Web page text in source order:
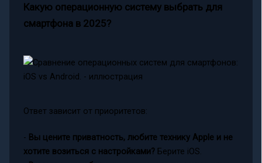
Какую операционную систему выбрать для
смартфона в 2025?
Ответ зависит от приоритетов:
- Вы цените приватность, любите технику Apple и не
хотите возиться с настройками?Берите iOS.